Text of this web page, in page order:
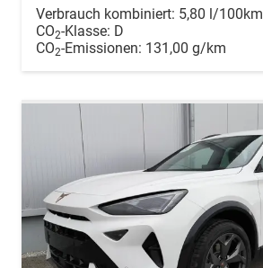
Verbrauch kombiniert: 5,80 l/100km
CO2-Klasse: D
CO2-Emissionen: 131,00 g/km